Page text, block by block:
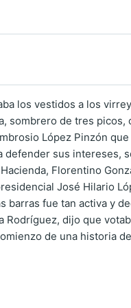
los vestidos a los
sombrero de tres
López Pinzón
sus intereses,
Florentino
José Hilario
barras fue tan activa y
dijo que
de una historia